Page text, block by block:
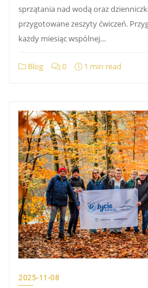
sprzątania nad wodą oraz
przygotowane zeszyty ćwiczeń.
każdy miesiąc wspólnej…
Blog 0 1 min read
2025-11-08